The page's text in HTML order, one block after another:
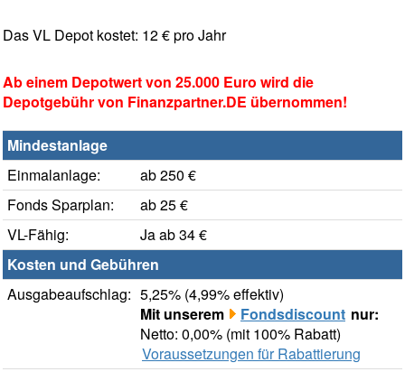
Das VL Depot kostet: 12 € pro Jahr
Ab einem Depotwert von 25.000 Euro wird die
Depotgebühr von Finanzpartner.DE übernommen!
Mindestanlage
Einmalanlage:
ab 250 €
Fonds Sparplan:
ab 25 €
VL-Fähig:
Ja ab 34 €
Kosten und Gebühren
Ausgabeaufschlag: 5,25% (4,99% effektiv)
Mit unserem
Fondsdiscount nur:
Netto: 0,00% (mit 100% Rabatt)
Voraussetzungen für Rabattierung